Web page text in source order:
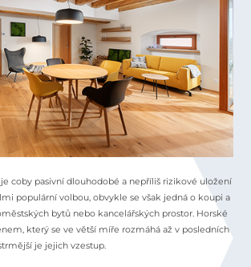
coby pasivní dlouhodobé a nepříliš rizikové uložení
populární volbou, obvykle se však jedná o koupi a
bytů nebo kancelářských prostor. Horské
který se ve větší míře rozmáhá až v posledních
je jejich vzestup.